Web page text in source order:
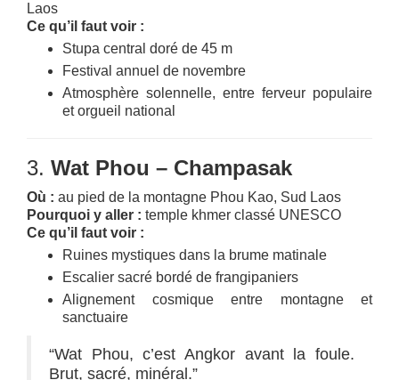
Laos
Ce qu’il faut voir :
Stupa central doré de 45 m
Festival annuel de novembre
Atmosphère solennelle, entre ferveur populaire
et orgueil national
3. Wat Phou – Champasak
Où : au pied de la montagne Phou Kao, Sud Laos
Pourquoi y aller : temple khmer classé UNESCO
Ce qu’il faut voir :
Ruines mystiques dans la brume matinale
Escalier sacré bordé de frangipaniers
Alignement cosmique entre montagne et
sanctuaire
“Wat Phou, c’est Angkor avant la foule.
Brut, sacré, minéral.”